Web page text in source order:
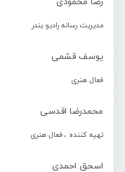
مدیریت رسانه رادیو بندر
یوسف قشمی
فعال هنری
محمدرضا اقدسی
تهیه کننده ، فعال هنری
اسحق احمدی